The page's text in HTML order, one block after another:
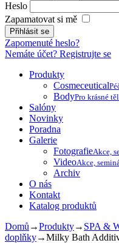
Heslo
Zapamatovat si mě
Zapomenuté heslo?
Nemáte účet? Registrujte se
Produkty
Cosmeceutical
BodyPro krásné
Salóny
Novinky
Poradna
Galerie
FotografieAkce,
VideoAkce,
Archiv
O nás
Kontakt
Katalog produktů
Domů →Produkty→ SPA &
doplňky→Milky Bath